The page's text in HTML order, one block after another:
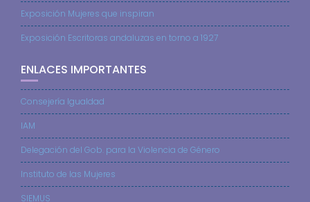
Exposición Mujeres que inspiran
Exposición Escritoras andaluzas en torno a 1927
ENLACES IMPORTANTES
Consejería Igualdad
IAM
Delegación del Gob. para la Violencia de Género
Instituto de las Mujeres
SIEMUS